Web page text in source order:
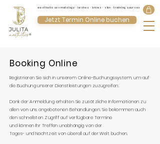
®
aesthetic cosmetology · lashes · brows · skin · training courses
Jetzt Termin Online buchen
Booking Online
Registrieren Sie sich in unserem Online-Buchungssystem, um auf
die Buchung unserer Dienstleistungen zuzugreifen.
Dank der Anmeldung erhalten Sie zusätzliche Informationen zu
allen von uns angebotenen Behandlungen. Sie bekommen auch
den schnellsten Zugriff auf verfügbare Termine
und können Ihr Treffen unabhängig von der
Tages- und Nachtzeitvon überall auf der Welt buchen.